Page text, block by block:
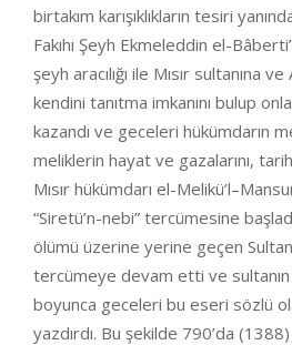
birtakım karışıklıkların tesiri
Fakıhı Şeyh Ekmeleddin el-
şeyh aracılığı ile Mısır sultanına
kendini tanıtma imkanını bulup
kazandı ve geceleri hükümdarın
meliklerin hayat ve gazalarını,
Mısır hükümdarı el-
“Siretü’n-nebi” tercümesine
ölümü üzerine yerine geçen
tercümeye devam etti ve sultanın
boyunca geceleri bu eseri sözlü
yazdırdı. Bu şekilde 790’da